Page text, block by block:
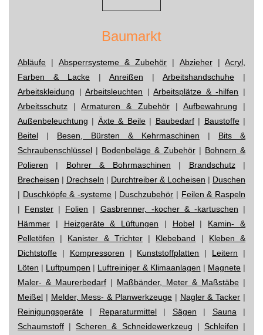
Baumarkt
Abläufe | Absperrsysteme & Zubehör | Abzieher| Acryl,
Farben & Lacke | Anreißen | Arbeitshandschuhe |
Arbeitskleidung |Arbeitsleuchten |Arbeitsplätze & -hilfen |
Arbeitsschutz |Armaturen & Zubehör| Aufbewahrung |
Außenbeleuchtung | Äxte & Beile| Baubedarf| Baustoffe|
Beitel | Besen, Bürsten & Kehrmaschinen | Bits &
Schraubenschlüssel | Bodenbeläge & Zubehör| Bohnern &
Polieren | Bohrer & Bohrmaschinen | Brandschutz|
Brecheisen | Drechseln | Durchtreiber & Locheisen | Duschen
| Duschköpfe & -systeme | Duschzubehör | Feilen & Raspeln
| Fenster | Folien | Gasbrenner, -kocher & -kartuschen |
Hämmer | Heizgeräte & Lüftungen | Hobel| Kamin- &
Pelletöfen | Kanister & Trichter| Klebeband | Kleben &
Dichtstoffe | Kompressoren | Kunststoffplatten | Leitern |
Löten | Luftpumpen | Luftreiniger & Klimaanlagen | Magnete|
Maler- & Maurerbedarf | Maßbänder, Meter & Maßstäbe |
Meißel | Melder, Mess- & Planwerkzeuge | Nagler & Tacker |
Reinigungsgeräte | Reparaturmittel| Sägen | Sauna |
Schaumstoff |Scheren & Schneidewerkzeug | Schleifen |